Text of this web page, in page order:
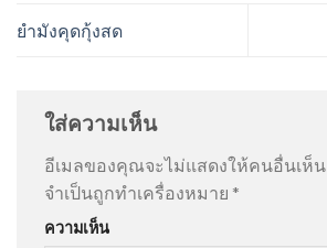
ยำมังคุดกุ้งสด
ใส่ความเห็น
อีเมลของคุณจะไม่แสดงให้คนอื่นเห็น
จำเป็นถูกทำเครื่องหมาย *
ความเห็น